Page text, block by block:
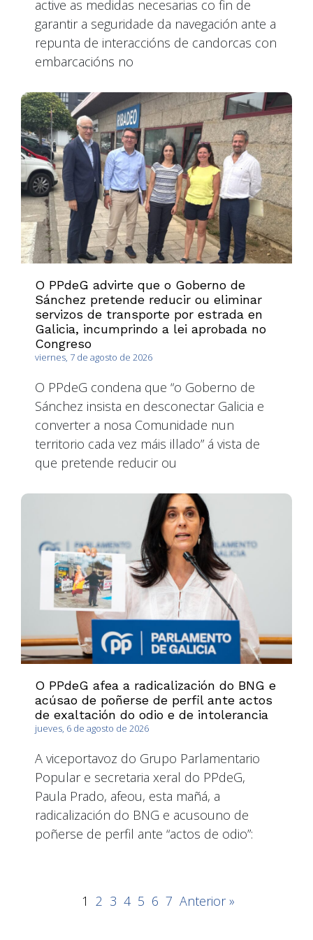
active as medidas necesarias co fin de
garantir a seguridade da navegación ante a
repunta de interaccións de candorcas con
embarcacións no
O PPdeG advirte que o Goberno de
Sánchez pretende reducir ou eliminar
servizos de transporte por estrada en
Galicia, incumprindo a lei aprobada no
Congreso
viernes, 7 de agosto de 2026
O PPdeG condena que “o Goberno de
Sánchez insista en desconectar Galicia e
converter a nosa Comunidade nun
territorio cada vez máis illado” á vista de
que pretende reducir ou
O PPdeG afea a radicalización do BNG e
acúsao de poñerse de perfil ante actos
de exaltación do odio e de intolerancia
jueves, 6 de agosto de 2026
A viceportavoz do Grupo Parlamentario
Popular e secretaria xeral do PPdeG,
Paula Prado, afeou, esta mañá, a
radicalización do BNG e acusouno de
poñerse de perfil ante “actos de odio”:
1 2 3 4 5 6 7 Anterior »